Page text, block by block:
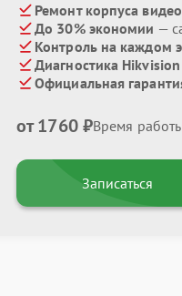
Ремонт корпуса
До 30% экономии —
Контроль на каждом
Диагностика
Официальная
от 1760 ₽Время
Записаться